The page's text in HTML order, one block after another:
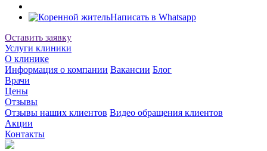
Написать в Whatsapp
Оставить заявку
Услуги клиники
О клинике
Информация о компании Вакансии Блог
Врачи
Цены
Отзывы
Отзывы наших клиентов Видео обращения клиентов
Акции
Контакты